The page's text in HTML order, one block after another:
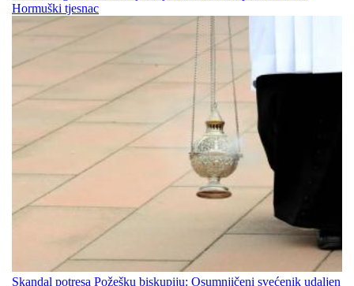
Hormuški tjesnac
Skandal potresa Požešku biskupiju: Osumnjičeni svećenik udaljen